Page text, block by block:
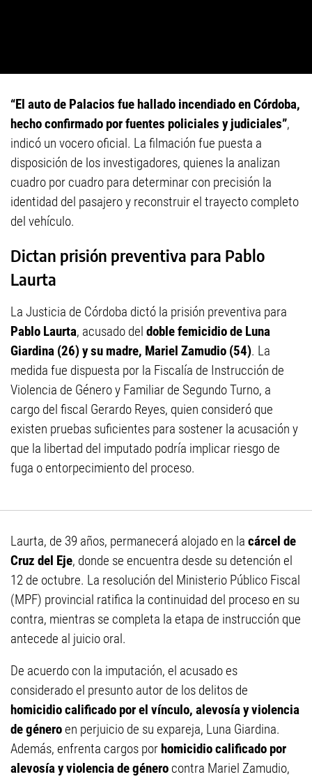
“El auto de Palacios fue hallado incendiado en Córdoba,
hecho confirmado por fuentes policiales y judiciales”,
indicó un vocero oficial. La filmación fue puesta a
disposición de los investigadores, quienes la analizan
cuadro por cuadro para determinar con precisión la
identidad del pasajero y reconstruir el trayecto completo
del vehículo.
Dictan prisión preventiva para Pablo
Laurta
La Justicia de Córdoba dictó la prisión preventiva para
Pablo Laurta, acusado del doble femicidio de Luna
Giardina (26) y su madre, Mariel Zamudio (54). La
medida fue dispuesta por la Fiscalía de Instrucción de
Violencia de Género y Familiar de Segundo Turno, a
cargo del fiscal Gerardo Reyes, quien consideró que
existen pruebas suficientes para sostener la acusación y
que la libertad del imputado podría implicar riesgo de
fuga o entorpecimiento del proceso.
Laurta, de 39 años, permanecerá alojado en la cárcel de
Cruz del Eje, donde se encuentra desde su detención el
12 de octubre. La resolución del Ministerio Público Fiscal
(MPF) provincial ratifica la continuidad del proceso en su
contra, mientras se completa la etapa de instrucción que
antecede al juicio oral.
De acuerdo con la imputación, el acusado es
considerado el presunto autor de los delitos de
homicidio calificado por el vínculo, alevosía y violencia
de géneroen perjuicio de su expareja, Luna Giardina.
Además, enfrenta cargos porhomicidio calificado por
alevosía y violencia de género contra Mariel Zamudio,